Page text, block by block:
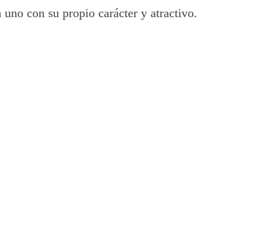
con su propio carácter y atractivo.